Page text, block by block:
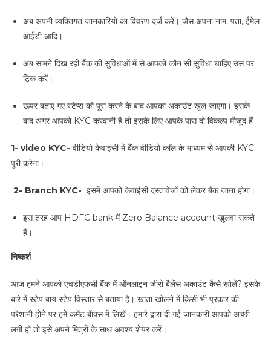
अब अपनी व्यक्तिगत जानकारियों का विवरण दर्ज करें। जैस अपना नाम, पता, ईमेल
आईडी आदि।
अब सामने दिख रही बैंक की सुविधाओं में से आपको कौन सी सुविधा चाहिए उस पर
टिक करें।
ऊपर बताए गए स्टेप्स को पूरा करने के बाद आपका अकाउंट खुल जाएगा। इसके
बाद अगर आपको KYC करवानी है तो इसके लिए आपके पास दो विकल्प मौजूद हैं
1- video KYC- वीडियो केवाइसी में बैंक वीडियो काॅल के माध्यम से आपकी KYC
पूरी करेगा।
2- Branch KYC- इसमें आपको केवाईसी दस्तावेजों को लेकर बैंक जाना होगा।
इस तरह आप HDFC bank में Zero Balance account खुलवा सकते
हैं।
निष्कर्श
आज हमने आपको एचडीएफसी बैंक में ऑनलाइन जीरो बैलेंस अकाउंट कैसे खोलें? इसके
बारे में स्टेप बाय स्टेप विस्तार से बताया है। खाता खोलने में किसी भी प्रकार की
परेशानी होने पर हमें कमेंट बॅाक्स में लिखें। हमारे द्वारा दी गई जानकारी आपको अच्छी
लगी हो तो इसे अपने मित्रों के साथ अवश्य शेयर करें।